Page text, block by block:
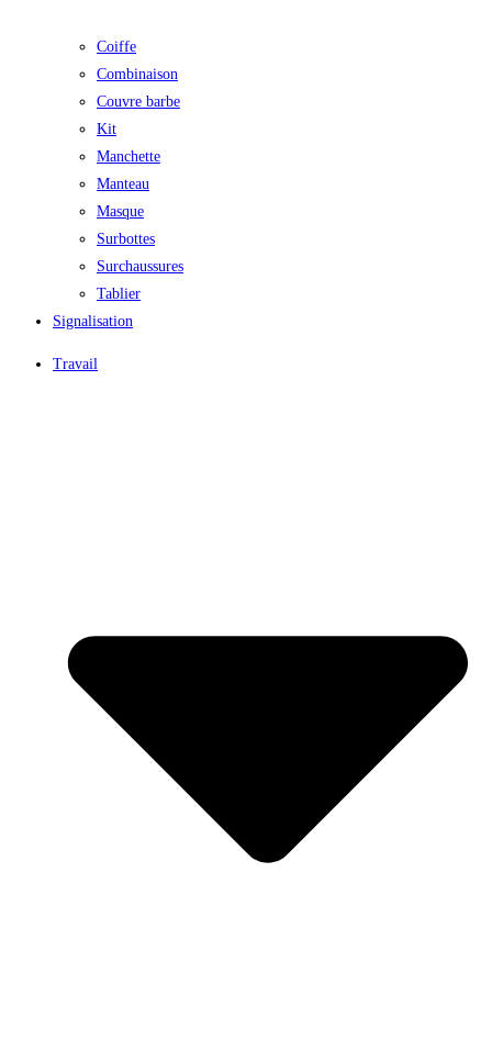
Coiffe
Combinaison
Couvre barbe
Kit
Manchette
Manteau
Masque
Surbottes
Surchaussures
Tablier
Signalisation
Travail